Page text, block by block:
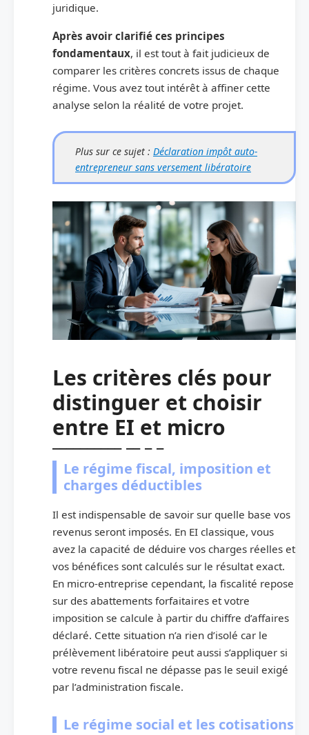
juridique.
Après avoir clarifié ces principes
fondamentaux, il est tout à fait judicieux de
comparer les critères concrets issus de chaque
régime. Vous avez tout intérêt à affiner cette
analyse selon la réalité de votre projet.
Plus sur ce sujet : Déclaration impôt auto-
entrepreneur sans versement libératoire
Les critères clés pour
distinguer et choisir
entre EI et micro
Le régime fiscal, imposition et
charges déductibles
Il est indispensable de savoir sur quelle base vos
revenus seront imposés. En EI classique, vous
avez la capacité de déduire vos charges réelles et
vos bénéfices sont calculés sur le résultat exact.
En micro-entreprise cependant, la fiscalité repose
sur des abattements forfaitaires et votre
imposition se calcule à partir du chiffre d’affaires
déclaré. Cette situation n’a rien d’isolé car le
prélèvement libératoire peut aussi s’appliquer si
votre revenu fiscal ne dépasse pas le seuil exigé
par l’administration fiscale.
Le régime social et les cotisations